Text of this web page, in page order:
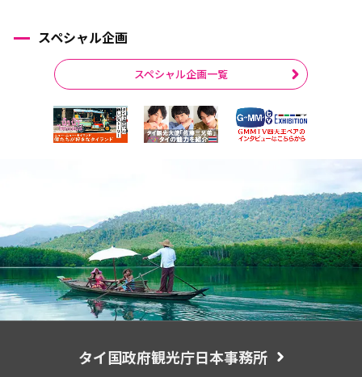
スペシャル企画
スペシャル企画一覧
タイ国政府観光庁日本事務所